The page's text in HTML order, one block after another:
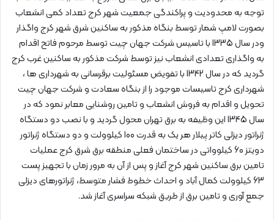
توجه به محدودیت و پراکندگی جمعیت شهر کرج تعداد کمی انشعاب
بصورت لامپ شمار توسط بنگاه مذکور به ساکنین شرق شهر کرج واگذار
ودر سال 1335 با تاسیس شرکت جهان چیت توسط مرحوم فاتح اقدام
به واگذاری تعدادی انشعاب نیز توسط شرکت مذکور به ساکنین غرب کرج
گردید که در سال 1342 با تفویض مسئولیت برقرسانی به شهرداری ها ،
شهرداری کرج تاسیسات موجود را از بنگاه سعادت و شرکت جهان چیت
تحویل و اقدام به فروش انشعاب و تامین روشنایی معابر نمود که در
سال 1345 این وظیفه به برق تهران محول گردید و با نصب دو دستگاه
ژنراتور دیزلی کاتر پیلار هر یک به قدرت 100 کیلوولت و دو دستگاه ژنراتور
دویتز 60 کیلوواتی در ساختمان فعلی منطقه برق شرق کرج عملیات
تامین برق ساکنین شهر کرج آغاز و پس از آن به مرور زمان با تجهیز پست
63 کیلوولت کمال آباد و احداث خطوط فشار متوسط، ژنراتورهای دیزلی
جمع آوری و تامین برق از طریق شبکه سراسری آغاز شد.